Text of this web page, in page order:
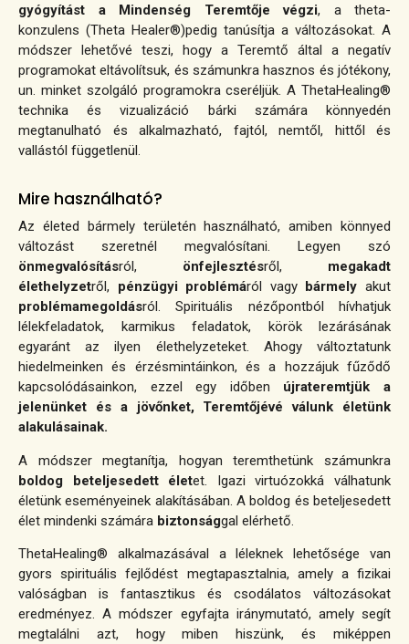
gyógyítást a Mindenség Teremtője végzi, a theta-
konzulens (Theta Healer®)pedig tanúsítja a változásokat. A
módszer lehetővé teszi, hogy a Teremtő által a negatív
programokat eltávolítsuk, és számunkra hasznos és jótékony,
un. minket szolgáló programokra cseréljük. A ThetaHealing®
technika és vizualizáció bárki számára könnyedén
megtanulható és alkalmazható, fajtól, nemtől, hittől és
vallástól függetlenül.
Mire használható?
Az életed bármely területén használható, amiben könnyed
változást szeretnél megvalósítani.
Legyen szó
önmegvalósításról, önfejlesztésről, megakadt
élethelyzetről, pénzügyi problémáról vagy bármely akut
problémamegoldásról. Spirituális nézőpontból hívhatjuk
lélekfeladatok, karmikus feladatok, körök lezárásának
egyaránt az ilyen élethelyzeteket. Ahogy változtatunk
hiedelmeinken és érzésmintáinkon, és a hozzájuk fűződő
kapcsolódásainkon, ezzel egy időben újrateremtjük a
jelenünket és a jövőnket, Teremtőjévé válunk életünk
alakulásainak.
A módszer megtanítja, hogyan teremthetünk számunkra
boldog beteljesedett életet. Igazi virtuózokká válhatunk
életünk eseményeinek alakításában. A boldog és beteljesedett
élet mindenki számára biztonsággal elérhető.
ThetaHealing® alkalmazásával a léleknek lehetősége van
gyors spirituális fejlődést megtapasztalnia, amely a fizikai
valóságban is fantasztikus és csodálatos változásokat
eredményez. A módszer egyfajta iránymutató, amely segít
megtalálni azt, hogy miben hiszünk, és miképpen